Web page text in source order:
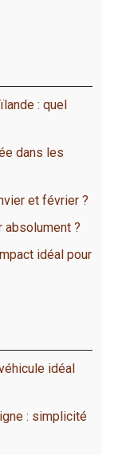
: quel
dans les
et février ?
absolument ?
idéal pour
idéal
: simplicité